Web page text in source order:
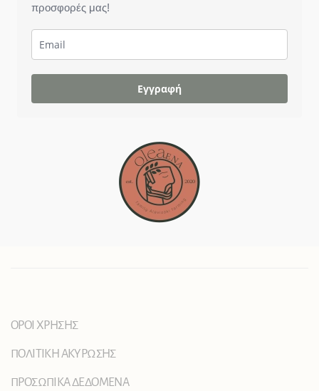
προσφορές μας!
Εγγραφή
ΟΡΟΙ ΧΡΗΣΗΣ
ΠΟΛΙΤΙΚΗ ΑΚΥΡΩΣΗΣ
ΠΡΟΣΩΠΙΚΑ ΔΕΔΟΜΕΝΑ